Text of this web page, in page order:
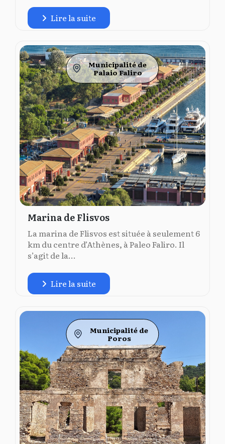
Lire la suite
Municipalité de
Palaio Faliro
Marina de Flisvos
La marina de Flisvos est située à seulement 6
km du centre d’Athènes, à Paleo Faliro. Il
s’agit de la...
Lire la suite
Municipalité de
Poros